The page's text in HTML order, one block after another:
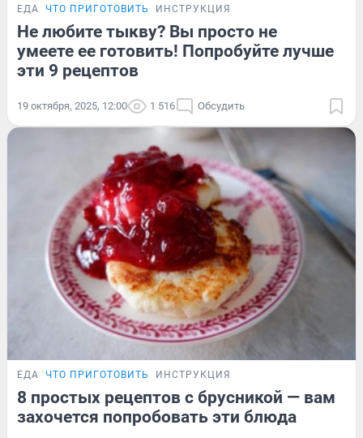
ЕДА ЧТО ПРИГОТОВИТЬ ИНСТРУКЦИЯ
Не любите тыкву? Вы просто не
умеете ее готовить! Попробуйте лучше
эти 9 рецептов
19 октября, 2025, 12:00 1 516 Обсудить
ЕДА ЧТО ПРИГОТОВИТЬ ИНСТРУКЦИЯ
8 простых рецептов с брусникой — вам
захочется попробовать эти блюда